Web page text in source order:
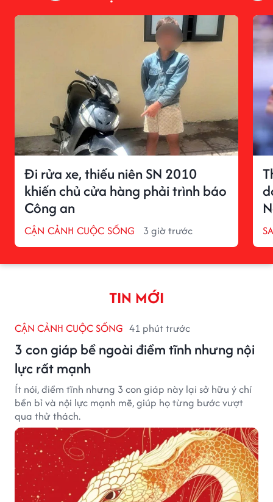
Đi rửa xe, thiếu niên SN 2010
khiến chủ cửa hàng phải trình báo
Công an
CẬN CẢNH CUỘC SỐNG 3 giờ trước
TIN MỚI
CẬN CẢNH CUỘC SỐNG 41 phút trước
3 con giáp bề ngoài điềm tĩnh nhưng nội
lực rất mạnh
Ít nói, điềm tĩnh nhưng 3 con giáp này lại sở hữu ý chí
bền bỉ và nội lực mạnh mẽ, giúp họ từng bước vượt
qua thử thách.